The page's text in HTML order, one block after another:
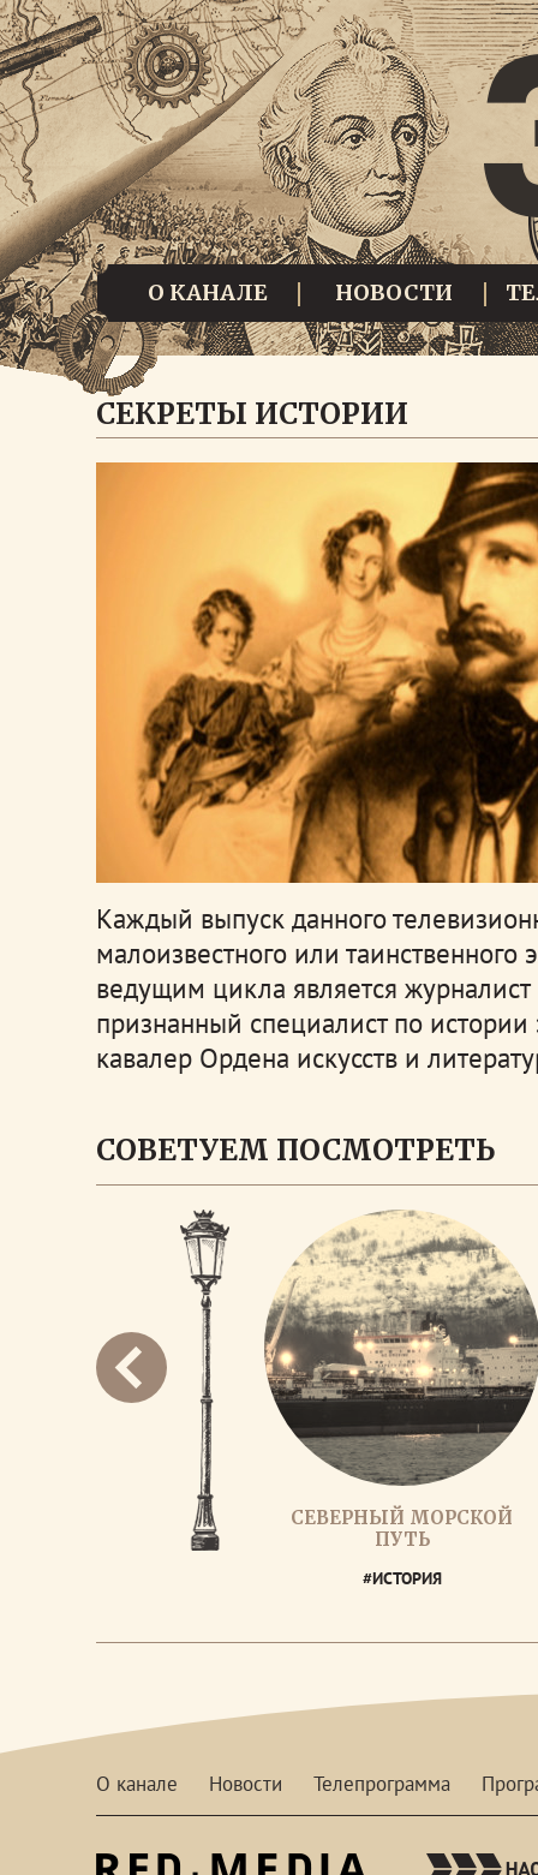
О КАНАЛЕ НОВОСТИ
СЕКРЕТЫ ИСТОРИИ
Каждый выпуск данного
малоизвестного или
ведущим цикла является
признанный специалист по
кавалер Ордена искусств и
СОВЕТУЕМ ПОСМОТРЕТЬ
СЕВЕРНЫЙ МОРСКОЙ
ПУТЬ
#ИСТОРИЯ
О канале Новости Телепрограмма